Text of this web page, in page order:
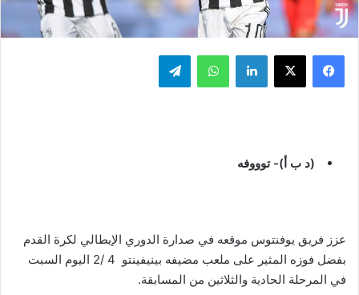
فيسبوك ‫X لينكدإن واتساب تيلقرام
(د ب أ)- توووفه
عزز فريق يوفنتوس موقعه في صدارة الدوري الإيطالي لكرة القدم
بفضل فوزه المثير على ملعب مضيفه بينيفينتو 4 /2 اليوم السبت
في المرحلة الحادية والثلاثين من المسابقة.